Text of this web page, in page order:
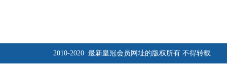
2010-2020 最新皇冠会员网址的版权所有 不得转载